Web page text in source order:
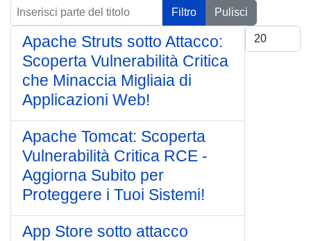
Inserisci parte del titolo Filtro
Pulisci
Visualizza #
Apache Struts sotto Attacco:
Scoperta Vulnerabilità Critica
che Minaccia Migliaia di
Applicazioni Web!
Apache Tomcat: Scoperta
Vulnerabilità Critica RCE -
Aggiorna Subito per
Proteggere i Tuoi Sistemi!
App Store sotto attacco